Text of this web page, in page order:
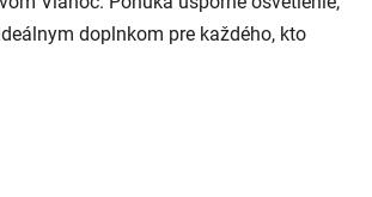
doplnkom pre každého, kto